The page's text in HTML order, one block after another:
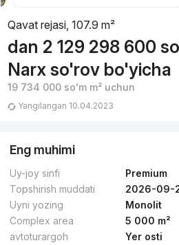
Qavat rejasi, 107.9 m²
dan 2 129 298 600
Narx so'rov bo'yicha
19 734 000 soʻmm² uchun
Yangilangan 10.04.2023
Eng muhimi
Uy-joy sinfi
Premium
Topshirish muddati
2026-09-
Uyni yozing
Monolit
Complex area
5 000 m²
avtoturargoh
Yer osti